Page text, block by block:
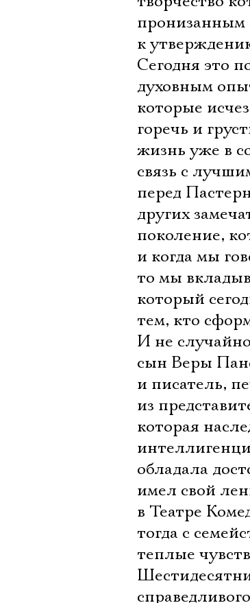
пронизанным
к
Сегодня это
духовным
которые
горечь и
жизнь уже в
связь с
перед
других
поколение,
и когда мы
то мы
который
тем, кто
И не
сын Веры
и писатель,
из
которая
обладала
имел свой
в Театре
тогда с
теплые